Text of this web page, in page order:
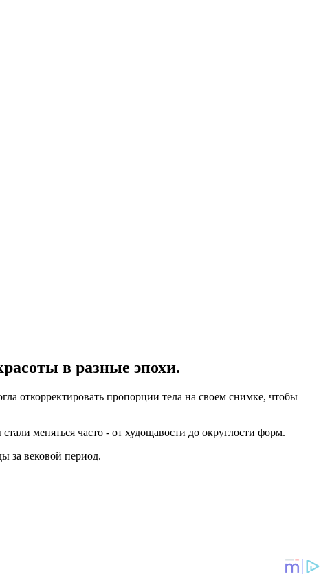
в разные эпохи.
откорректировать пропорции тела на своем снимке, чтобы
меняться часто - от худощавости до округлости форм.
за вековой период.